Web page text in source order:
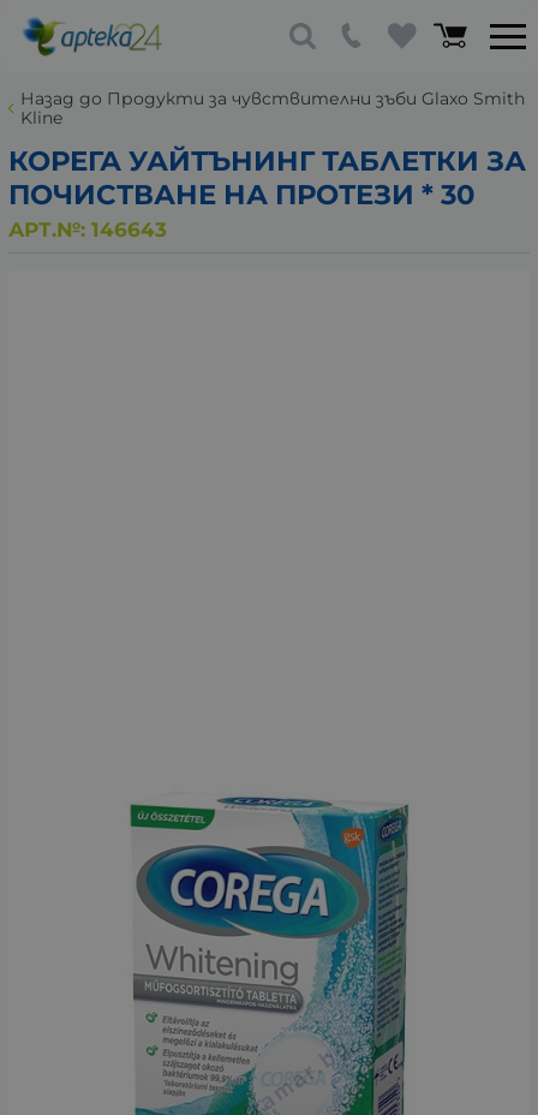
Назад до Продукти за чувствителни зъби Glaxo Smith
Kline
КОРЕГА УАЙТЪНИНГ ТАБЛЕТКИ ЗА
ПОЧИСТВАНЕ НА ПРОТЕЗИ * 30
АРТ.№: 146643